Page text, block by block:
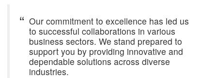
Our commitment to excellence has led us
to successful collaborations in various
business sectors. We stand prepared to
support you by providing innovative and
dependable solutions across diverse
industries.